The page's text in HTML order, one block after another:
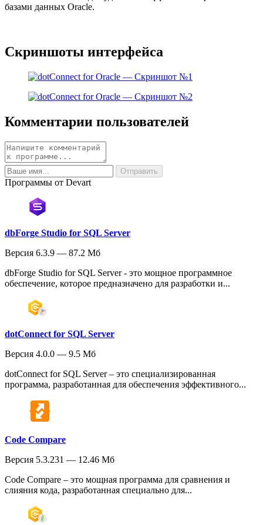
базами данных Oracle.
Скриншоты интерфейса
Комментарии пользователей
Программы от Devart
dbForge Studio for SQL Server
Версия 6.3.9 — 87.2 Мб
dbForge Studio for SQL Server - это мощное программное
обеспечение, которое предназначено для разработки и...
dotConnect for SQL Server
Версия 4.0.0 — 9.5 Мб
dotConnect for SQL Server – это специализированная
программа, разработанная для обеспечения эффективного...
Code Compare
Версия 5.3.231 — 12.46 Мб
Code Compare – это мощная программа для сравнения и
слияния кода, разработанная специально для...